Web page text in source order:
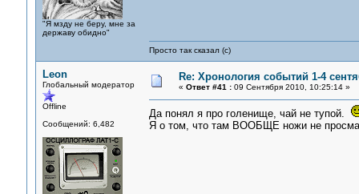
"Я мзду не беру, мне за
державу обидно"
Просто так сказал (с)
Leon
Глобальный модератор
Offline
Сообщений: 6,482
Re: Хронология событий 1-4
« Ответ #41 :09 Сентября 2010, 10:25:14 »
Да понял я про голенище, чай не тупой.
Я о том, что там ВООБЩЕ ножи не